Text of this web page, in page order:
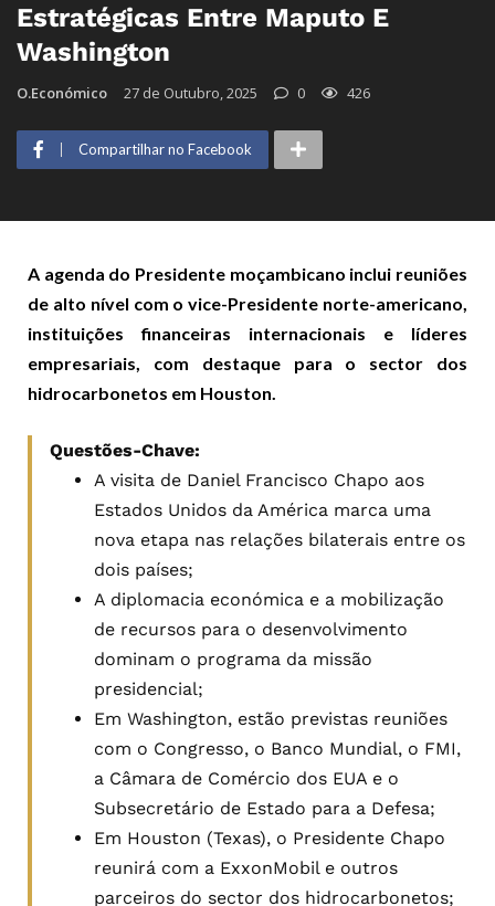
Estratégicas Entre Maputo E
Washington
O.Económico 27 de Outubro, 2025 0 426
Compartilhar no Facebook
A agenda do Presidente moçambicano inclui reuniões
de alto nível com o vice-Presidente norte-americano,
instituições financeiras internacionais e líderes
empresariais, com destaque para o sector dos
hidrocarbonetos em Houston.
Questões-Chave:
A visita de Daniel Francisco Chapo aos
Estados Unidos da América marca uma
nova etapa nas relações bilaterais entre os
dois países;
A diplomacia económica e a mobilização
de recursos para o desenvolvimento
dominam o programa da missão
presidencial;
Em Washington, estão previstas reuniões
com o Congresso, o Banco Mundial, o FMI,
a Câmara de Comércio dos EUA e o
Subsecretário de Estado para a Defesa;
Em Houston (Texas), o Presidente Chapo
reunirá com a ExxonMobil e outros
parceiros do sector dos hidrocarbonetos;